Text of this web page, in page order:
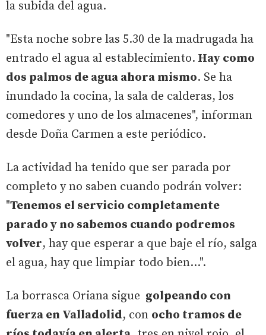
la subida del agua.
"Esta noche sobre las 5.30 de la madrugada ha
entrado el agua al establecimiento. Hay como
dos palmos de agua ahora mismo. Se ha
inundado la cocina, la sala de calderas, los
comedores y uno de los almacenes", informan
desde Doña Carmen a este periódico.
La actividad ha tenido que ser parada por
completo y no saben cuando podrán volver:
"Tenemos el servicio completamente
parado y no sabemos cuando podremos
volver, hay que esperar a que baje el río, salga
el agua, hay que limpiar todo bien...".
La borrasca Oriana sigue golpeando con
fuerza en Valladolid, con ocho tramos de